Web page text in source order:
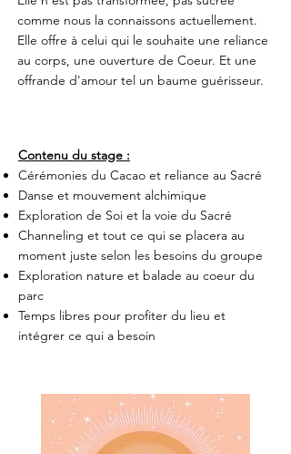
comme nous la connaissons actuellement.
Elle offre à celui qui le souhaite une reliance
au corps, une ouverture de Coeur. Et une
offrande d'amour tel un baume guérisseur.
Contenu du stage :
Cérémonies du Cacao et reliance au Sacré
Danse et mouvement alchimique
Exploration de Soi et la voie du Sacré
Channeling et tout ce qui se placera au
moment juste selon les besoins du groupe
Exploration nature et balade au coeur du
parc
Temps libres pour profiter du lieu et
intégrer ce qui a besoin